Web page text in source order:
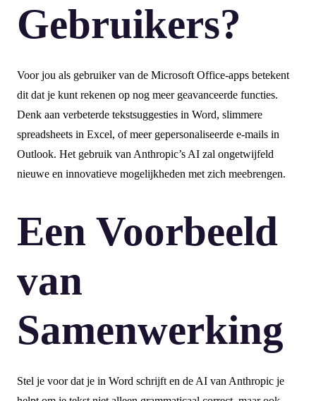
Gebruikers?
Voor jou als gebruiker van de Microsoft Office-apps betekent
dit dat je kunt rekenen op nog meer geavanceerde functies.
Denk aan verbeterde tekstsuggesties in Word, slimmere
spreadsheets in Excel, of meer gepersonaliseerde e-mails in
Outlook. Het gebruik van Anthropic’s AI zal ongetwijfeld
nieuwe en innovatieve mogelijkheden met zich meebrengen.
Een Voorbeeld
van
Samenwerking
Stel je voor dat je in Word schrijft en de AI van Anthropic je